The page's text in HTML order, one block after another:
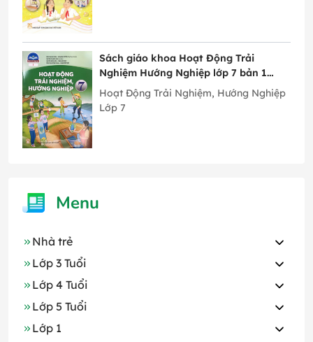
Sách giáo khoa Hoạt Động Trải
Nghiệm Hướng Nghiệp lớp 7 bản 1
Chân Trời Sáng Tạo
Hoạt Động Trải Nghiệm, Hướng Nghiệp
Lớp 7
Menu
Nhà trẻ
Lớp 3 Tuổi
Lớp 4 Tuổi
Lớp 5 Tuổi
Lớp 1